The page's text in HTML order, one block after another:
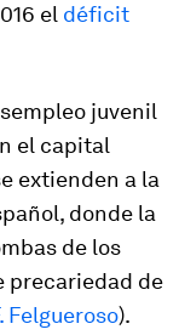
el déficit
juvenil
el capital
extienden a la
donde la
de los
precariedad de
Felgueroso).